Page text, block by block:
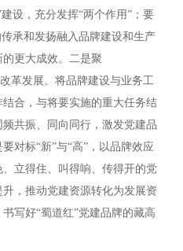
设，充分发挥“两个作用”；要
承和发扬融入品牌建设和生产
更大成效。二是聚
革发展。将品牌建设与业务工
合，与将要实施的重大任务结
共振、同向同行，激发党建品
对标“新”与“高”，以品牌效应
立得住、叫得响、传得开的党
，推动党建资源转化为发展资
写好“蜀道红”党建品牌的藏高